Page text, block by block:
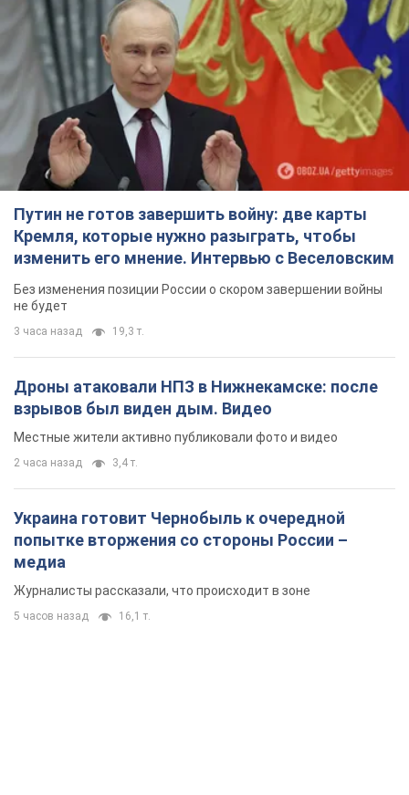
Путин не готов завершить войну: две карты
Кремля, которые нужно разыграть, чтобы
изменить его мнение. Интервью с Веселовским
Без изменения позиции России о скором завершении войны
не будет
3 часа назад 19,3 т.
Дроны атаковали НПЗ в Нижнекамске: после
взрывов был виден дым. Видео
Местные жители активно публиковали фото и видео
2 часа назад 3,4 т.
Украина готовит Чернобыль к очередной
попытке вторжения со стороны России –
медиа
Журналисты рассказали, что происходит в зоне
5 часов назад 16,1 т.